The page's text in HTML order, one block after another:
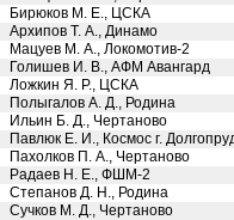
Бирюков М. Е., ЦСКА
Архипов Т. А., Динамо
Мацуев М. А., Локомотив-2
Голишев И. В., АФМ Авангард
Ложкин Я. Р., ЦСКА
Полыгалов А. Д., Родина
Ильин Б. Д., Чертаново
Павлюк Е. И., Космос г.
Пахолков П. А., Чертаново
Радаев Н. Е., ФШМ-2
Степанов Д. Н., Родина
Сучков М. Д., Чертаново